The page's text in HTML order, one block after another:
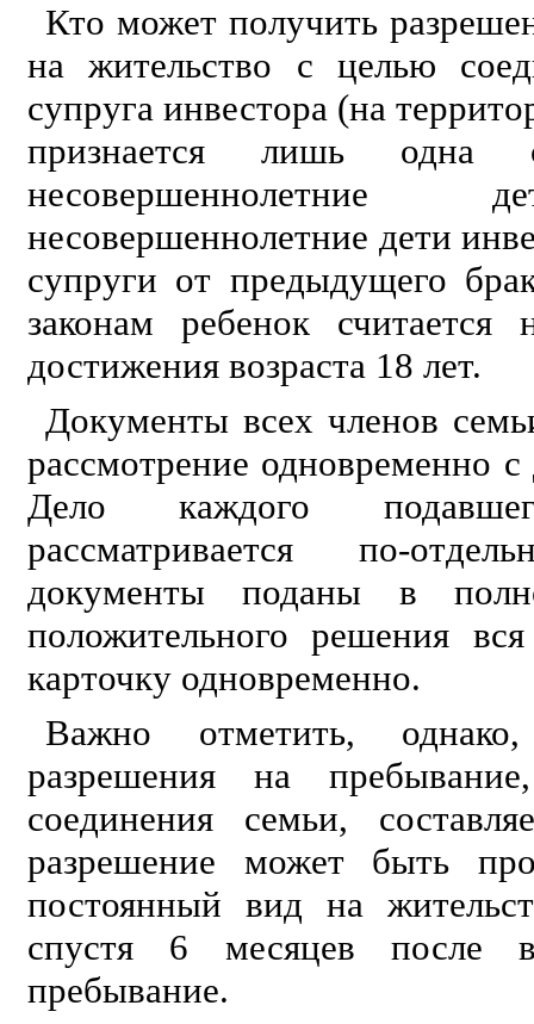
Кто может получить
на жительство с целью
супруга инвестора (на
признается лишь одна
несовершеннолетние дети
супруги от предыдущего
законам ребенок считается
достижения возраста 18 лет.
Документы всех членов
рассмотрение одновременно
Дело каждого
рассматривается по-
документы поданы в
положительного решения
карточку одновременно.
Важно отметить,
разрешения на
соединения семьи,
разрешение может быть
постоянный вид на
спустя 6 месяцев после
пребывание.